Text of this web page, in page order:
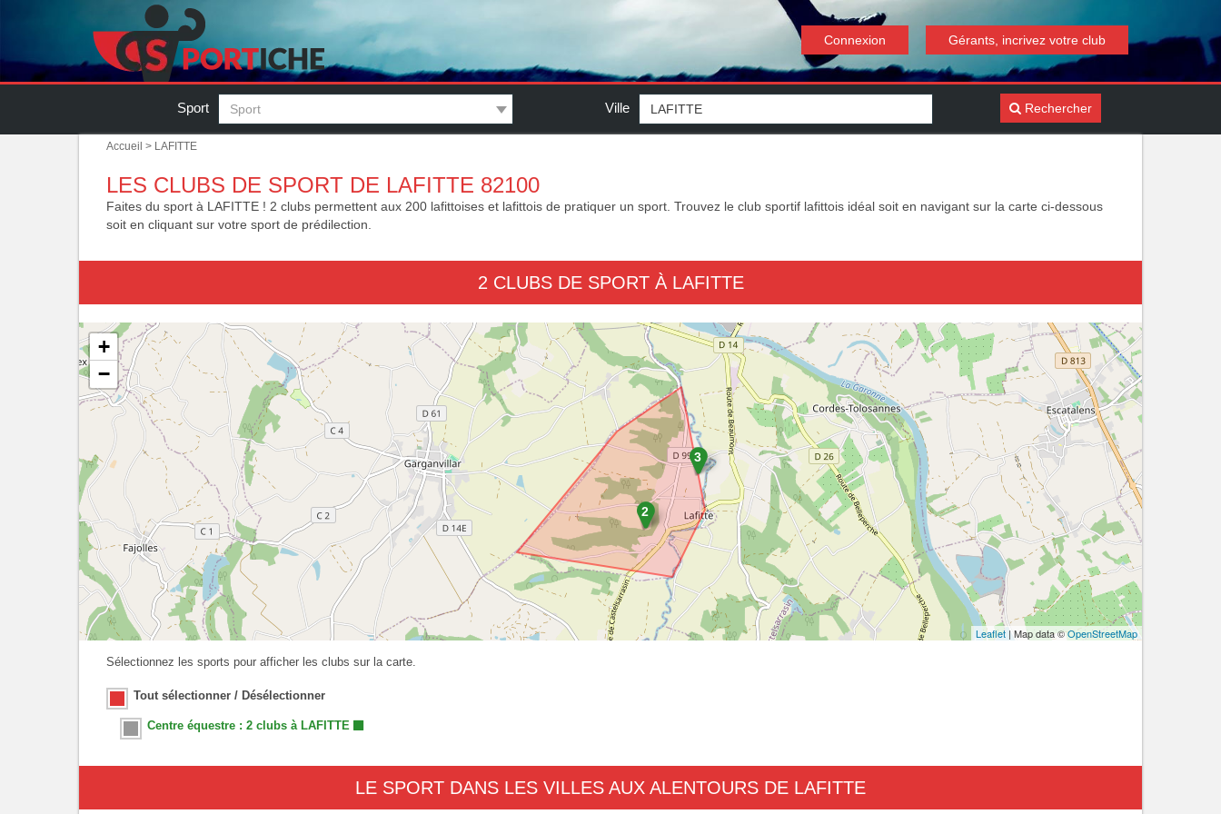
Connexion Gérants, incrivez votre club
Sport Ville Rechercher
Accueil > LAFITTE
LES CLUBS DE SPORT DE LAFITTE 82100
Faites du sport à LAFITTE ! 2 clubs permettent aux 200 lafittoises et lafittois de pratiquer un sport. Trouvez le club sportif lafittois idéal soit en navigant sur la carte ci-dessous
soit en cliquant sur votre sport de prédilection.
2 CLUBS DE SPORT À LAFITTE
+
−
Leaflet | Map data ©OpenStreetMap
Sélectionnez les sports pour afficher les clubs sur la carte.
Tout sélectionner / Désélectionner
Centre équestre : 2 clubs à LAFITTE
LE SPORT DANS LES VILLES AUX ALENTOURS DE LAFITTE